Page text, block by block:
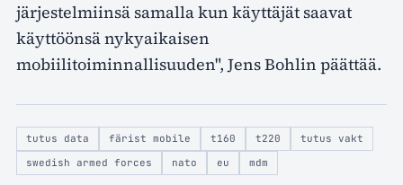
järjestelmiinsä samalla kun käyttäjät saavat
käyttöönsä nykyaikaisen
mobiilitoiminnallisuuden", Jens Bohlin päättää.
tutus data färist mobile t160 t220
tutus vakt
swedish armed forces
nato eu mdm